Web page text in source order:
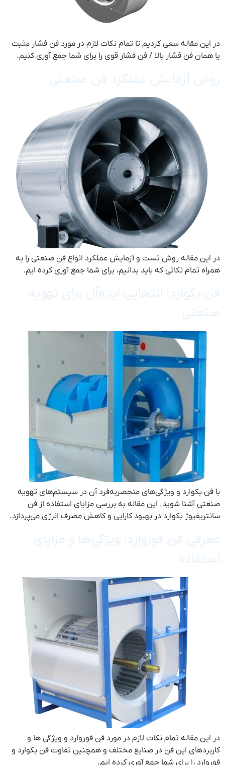
در این مقاله سعی کردیم تا تمام نکات لازم در مورد فن فشار مثبت
یا همان فن فشار بالا / فن فشار قوی را برای شما جمع آوری کنیم.
روش آزمایش عملکرد فن صنعتی
در این مقاله روش تست و آزمایش عملکرد انواع فن صنعتی را به
همراه تمام نکاتی که باید بدانیم، برای شما جمع آوری کرده ایم.
فن بکوارد: انتخابی ایده‌آل برای تهویه
صنعتی
با فن بکوارد و ویژگی‌های منحصربه‌فرد آن در سیستم‌های تهویه
صنعتی آشنا شوید. این مقاله به بررسی مزایای استفاده از فن‌
سانتریفیوژ بکوارد در بهبود کارایی و کاهش مصرف انرژی می‌پردازد.
معرفی فن فوروارد: ویژگی‌ها و مزایای
استفاده
در این مقاله تمام نکات لازم در مورد فن فوروارد و ویژگی ها و
کاربردهای این فن در صنایع مختلف و همچنین تفاوت فن بکوارد و
فوروارد را برای شما جمع آوری کرده ایم.